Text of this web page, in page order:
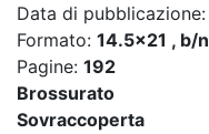
Data di pubblicazione:
Formato: 14.5x21 , b/n
Pagine: 192
Brossurato
Sovraccoperta